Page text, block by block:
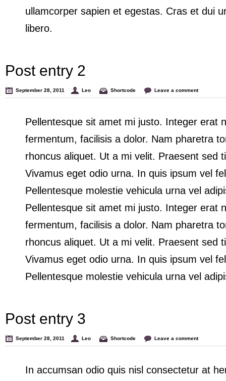
ullamcorper sapien et egestas. Cras et dui
libero.
Post entry 2
September 28, 2011 Leo Shortcode Leave a comment
Pellentesque sit amet mi justo. Integer erat
fermentum, facilisis a dolor. Nam pharetra
rhoncus aliquet. Ut a mi velit. Praesent sed
Vivamus eget odio urna. In quis ipsum vel
Pellentesque molestie vehicula urna vel
Pellentesque sit amet mi justo. Integer erat
fermentum, facilisis a dolor. Nam pharetra
rhoncus aliquet. Ut a mi velit. Praesent sed
Vivamus eget odio urna. In quis ipsum vel
Pellentesque molestie vehicula urna vel
Post entry 3
September 28, 2011 Leo Shortcode Leave a comment
In accumsan odio quis nisl consectetur at